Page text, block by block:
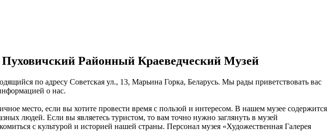
Районный Краеведческий Музей
по адресу Советская ул., 13, Марьина Горка, Беларусь. Мы рады приветствовать вас
о нас.
место, если вы хотите провести время с пользой и интересом. В нашем музее содержится
людей. Если вы являетесь туристом, то вам точно нужно заглянуть в музей
с культурой и историей нашей страны. Персонал музея «Художественная Галерея